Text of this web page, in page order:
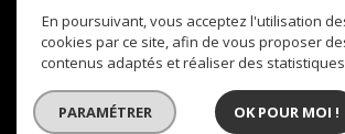
© 2026 | TOUS DROITS RÉSERVÉS | TRADUCTION
NOS HONORAIRES
PLAN DU SITE MENTIONS
NOS PARTENAIRES
POLITIQUE RGPD
En poursuivant, vous acceptez l'utilisation
cookies par ce site, afin de vous proposer
contenus adaptés et réaliser des
PARAMÉTRER OK POUR MOI !